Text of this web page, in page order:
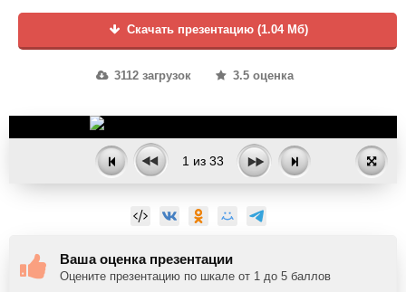
Скачать презентацию (1.04 Мб)
3112 загрузок 3.5 оценка
1 из 33
Ваша оценка презентации
Оцените презентацию по шкале от 1 до 5 баллов